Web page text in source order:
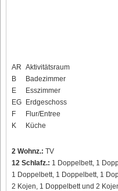
AR Aktivitätsraum
B
Badezimmer
E
Esszimmer
EG Erdgeschoss
F
Flur/Entree
K
Küche
2 Wohnz.: TV
12 Schlafz.: 1 Doppelbett, 1
1 Doppelbett, 1 Doppelbett, 1
2 Kojen, 1 Doppelbett und 2